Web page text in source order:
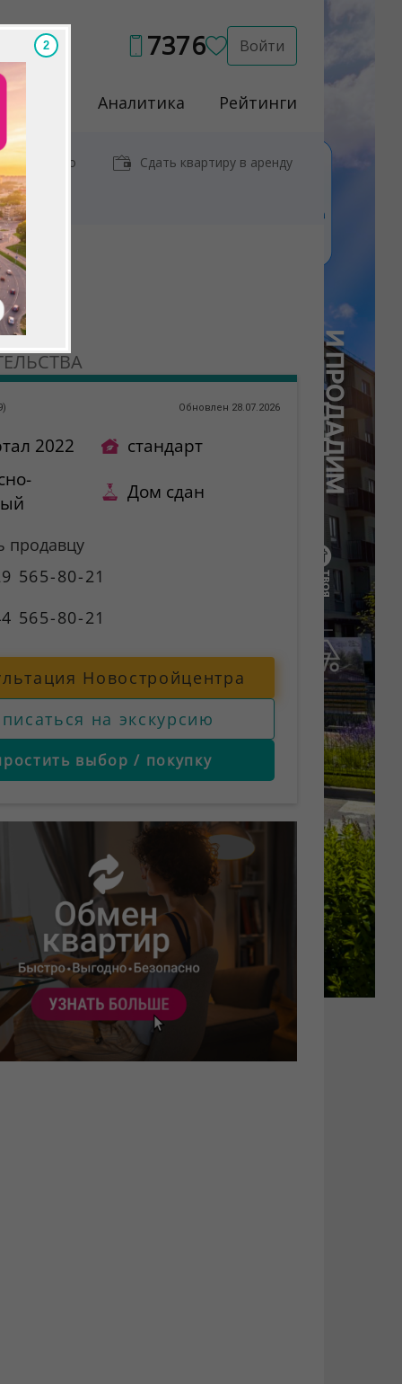
7376 Войти
Аналитика Рейтинги
у метро Сдать квартиру в аренду
) Обновлен 28.07.2026
2022
стандарт
Дом сдан
продавцу
565-80-21
565-80-21
Новостройцентра
на экскурсию
выбор / покупку